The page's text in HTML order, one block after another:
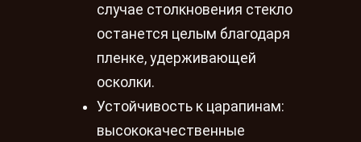
случае столкновения стекло
останется целым благодаря
пленке, удерживающей
осколки.
Устойчивость к царапинам:
высококачественные